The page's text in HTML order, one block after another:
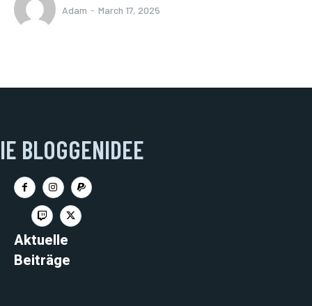
Adam - March 17, 2025
BLOGGENIDEE
Aktuelle
Beiträge